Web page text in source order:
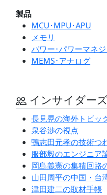
製品
MCU･MPU･APU
メモリ
パワー･パワーマネジ
MEMS･アナログ
インサイダーズ
長見晃の海外トピッ
泉谷渉の視点
鴨志田元孝の技術つ
服部毅のエンジニア
岡島義憲の集積回路
山田周平の中国・台
津田建二の取材手帳